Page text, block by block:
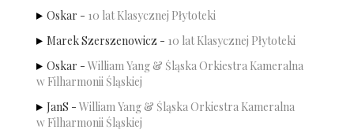
Oskar - 10 lat Klasycznej Płytoteki
Marek Szerszenowicz - 10 lat Klasycznej Płytoteki
Oskar - William Yang & Śląska Orkiestra Kameralna
w Filharmonii Śląskiej
JanS - William Yang & Śląska Orkiestra Kameralna
w Filharmonii Śląskiej